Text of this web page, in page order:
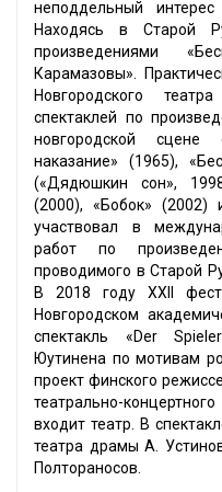
неподдельный
Находясь в Старой
произведениями
Карамазовы».
Новгородского
спектаклей по
новгородской сцене
наказание» (1965),
(«Дядюшкин сон»,
(2000), «Бобок» (2002)
участвовал в
работ по
проводимого в Старой
В 2018 году XXII
Новгородском
спектакль «Der
Юутинена по мотивам
проект финского
театрально-
входит театр. В
театра драмы А.
Полтораносов.